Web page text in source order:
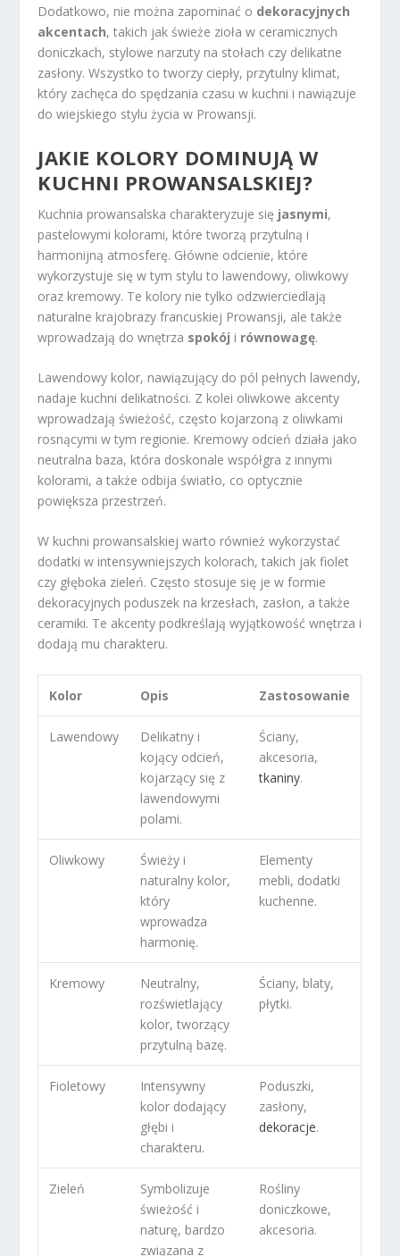
Dodatkowo, nie można zapominać o dekoracyjnych
akcentach, takich jak świeże zioła w ceramicznych
doniczkach, stylowe narzuty na stołach czy delikatne
zasłony. Wszystko to tworzy ciepły, przytulny klimat,
który zachęca do spędzania czasu w kuchni i nawiązuje
do wiejskiego stylu życia w Prowansji.
JAKIE KOLORY DOMINUJĄ W
KUCHNI PROWANSALSKIEJ?
Kuchnia prowansalska charakteryzuje się jasnymi,
pastelowymi kolorami, które tworzą przytulną i
harmonijną atmosferę. Główne odcienie, które
wykorzystuje się w tym stylu to lawendowy, oliwkowy
oraz kremowy. Te kolory nie tylko odzwierciedlają
naturalne krajobrazy francuskiej Prowansji, ale także
wprowadzają do wnętrza spokój i równowagę.
Lawendowy kolor, nawiązujący do pól pełnych lawendy,
nadaje kuchni delikatności. Z kolei oliwkowe akcenty
wprowadzają świeżość, często kojarzoną z oliwkami
rosnącymi w tym regionie. Kremowy odcień działa jako
neutralna baza, która doskonale współgra z innymi
kolorami, a także odbija światło, co optycznie
powiększa przestrzeń.
W kuchni prowansalskiej warto również wykorzystać
dodatki w intensywniejszych kolorach, takich jak fiolet
czy głęboka zieleń. Często stosuje się je w formie
dekoracyjnych poduszek na krzesłach, zasłon, a także
ceramiki. Te akcenty podkreślają wyjątkowość wnętrza i
dodają mu charakteru.
Kolor Opis Zastosowanie
Lawendowy
Delikatny i
kojący odcień,
kojarzący się z
lawendowymi
polami.
Ściany,
akcesoria,
tkaniny.
Oliwkowy
Świeży i
naturalny kolor,
który
wprowadza
harmonię.
Elementy
mebli, dodatki
kuchenne.
Kremowy
Neutralny,
rozświetlający
kolor, tworzący
przytulną bazę.
Ściany, blaty,
płytki.
Fioletowy
Intensywny
kolor dodający
głębi i
charakteru.
Poduszki,
zasłony,
dekoracje.
Zieleń
Symbolizuje
świeżość i
naturę, bardzo
związana z
Rośliny
doniczkowe,
akcesoria.